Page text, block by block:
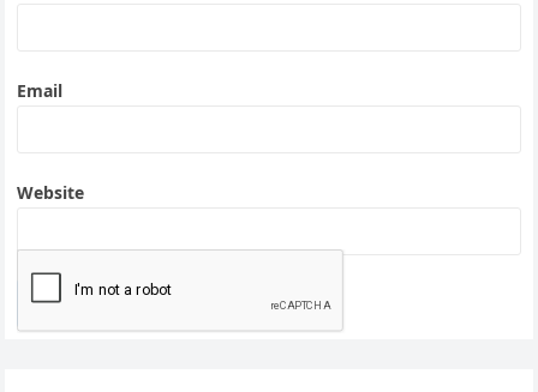
Email
Website